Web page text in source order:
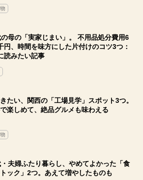
母の「実家じまい」。 不用品処分費用6
円、時間を味方にした片付けのコツ3つ：
読みたい記事
たい、関西の「工場見学」スポット3つ。
楽しめて、絶品グルメも味わえる
夫婦ふたり暮らし、やめてよかった「食
ック」2つ。あえて増やしたものも